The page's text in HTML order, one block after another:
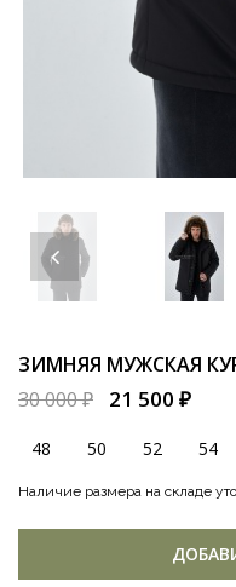
ЗИМНЯЯ МУЖСКАЯ
30 000 ₽
21 500 ₽
48 50 52 54
Наличие размера на складе